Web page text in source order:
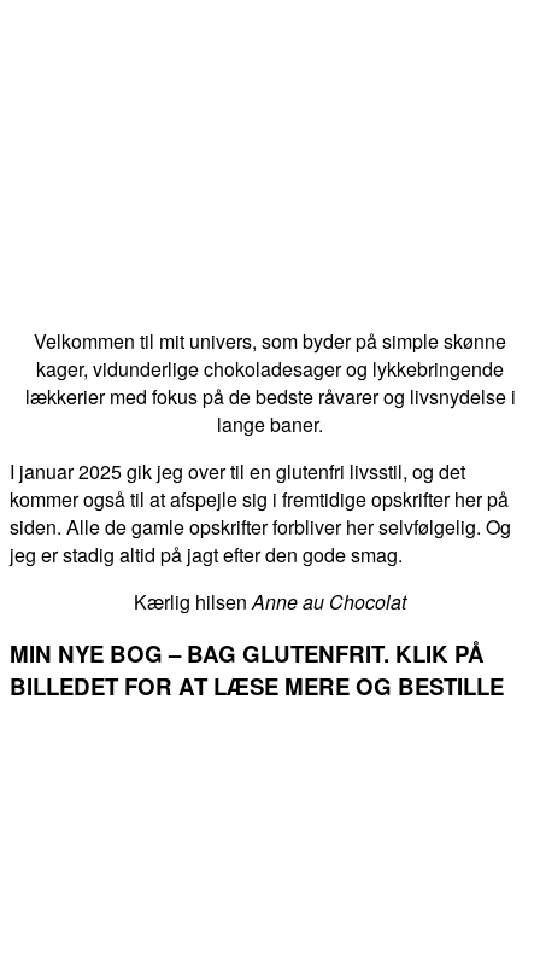
Velkommen til mit univers, som byder på simple skønne
kager, vidunderlige chokoladesager og lykkebringende
lækkerier med fokus på de bedste råvarer og livsnydelse i
lange baner.
I januar 2025 gik jeg over til en glutenfri livsstil, og det
kommer også til at afspejle sig i fremtidige opskrifter her på
siden. Alle de gamle opskrifter forbliver her selvfølgelig. Og
jeg er stadig altid på jagt efter den gode smag.
Kærlig hilsenAnne au Chocolat
MIN NYE BOG – BAG GLUTENFRIT. KLIK PÅ
BILLEDET FOR AT LÆSE MERE OG BESTILLE